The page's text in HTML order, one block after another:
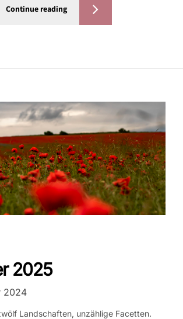
Continue reading
2025
2024
Landschaften, unzählige Facetten.